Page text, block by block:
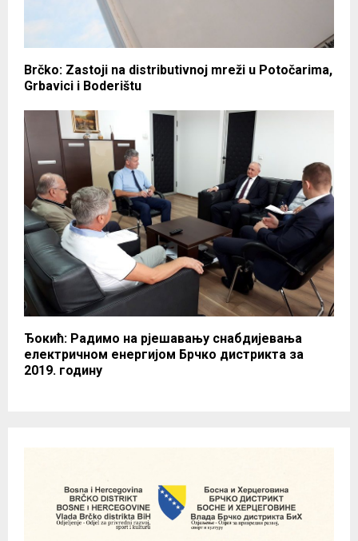
Brčko: Zastoji na distributivnoj mreži u Potočarima,
Grbavici i Boderištu
Ђокић: Радимо на рјешавању снабдијевања
електричном енергијом Брчко дистрикта за
2019. годину